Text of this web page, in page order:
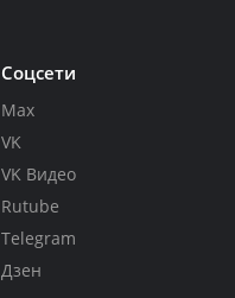
Соцсети
Max
VK
VK Видео
Rutube
Telegram
Дзен